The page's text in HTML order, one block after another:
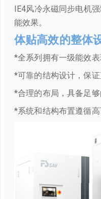
IE4风冷永磁同步电机
能效果。
体贴高效的整体
*全系列拥有一级能效表
*可靠的结构设计，保证
*合理的布局，具备足够
*系统和结构布置遵循高